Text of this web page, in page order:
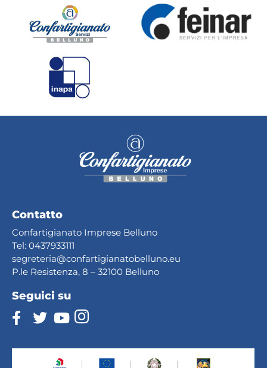
Contatto
Confartigianato Imprese Belluno
Tel: 0437933111
segreteria@confartigianatobelluno.eu
P.le Resistenza, 8 – 32100 Belluno
Seguici su